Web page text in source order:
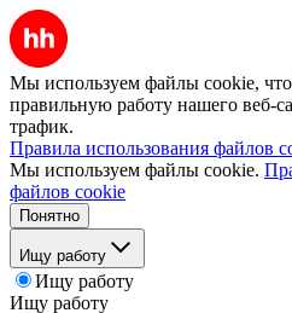
Мы используем файлы cookie,
правильную работу нашего веб-
трафик.
Правила использования файлов
Мы используем файлы cookie.
файлов cookie
Понятно
Ищу работу
Ищу работу
Ищу работу